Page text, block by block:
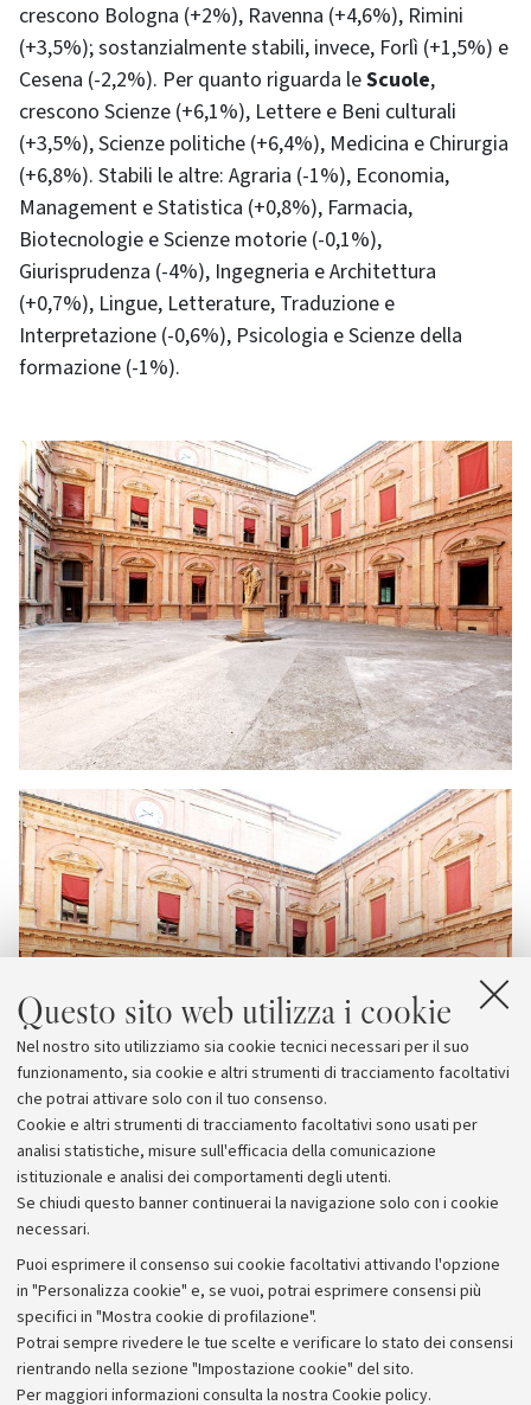
Questo sito web utilizza i cookie
Nel nostro sito utilizziamo sia cookie tecnici necessari per il suo
funzionamento, sia cookie e altri strumenti di tracciamento facoltativi
che potrai attivare solo con il tuo consenso.
Cookie e altri strumenti di tracciamento facoltativi sono usati per
analisi statistiche, misure sull'efficacia della comunicazione
istituzionale e analisi dei comportamenti degli utenti.
Se chiudi questo banner continuerai la navigazione solo con i cookie
necessari.
Puoi esprimere il consenso sui cookie facoltativi attivando l'opzione
in "Personalizza cookie" e, se vuoi, potrai esprimere consensi più
specifici in "Mostra cookie di profilazione".
Potrai sempre rivedere le tue scelte e verificare lo stato dei consensi
rientrando nella sezione "Impostazione cookie" del sito.
Per maggiori informazioni consulta la nostra Cookie policy.
crescono Bologna (+2%), Ravenna (+4,6%), Rimini
(+3,5%); sostanzialmente stabili, invece, Forlì (+1,5%) e
Cesena (-2,2%). Per quanto riguarda leScuole,
crescono Scienze (+6,1%), Lettere e Beni culturali
(+3,5%), Scienze politiche (+6,4%), Medicina e Chirurgia
(+6,8%). Stabili le altre: Agraria (-1%), Economia,
Management e Statistica (+0,8%), Farmacia,
Biotecnologie e Scienze motorie (-0,1%),
Giurisprudenza (-4%), Ingegneria e Architettura
(+0,7%), Lingue, Letterature, Traduzione e
Interpretazione (-0,6%), Psicologia e Scienze della
formazione (-1%).
Archivio
Comunicati stampa
Redazione
Rassegna stampa